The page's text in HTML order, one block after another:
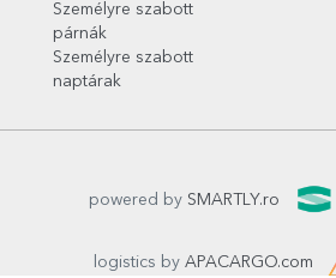
Személyre szabott
párnák
Személyre szabott
naptárak
powered by SMARTLY.ro
logistics byAPACARGO.com